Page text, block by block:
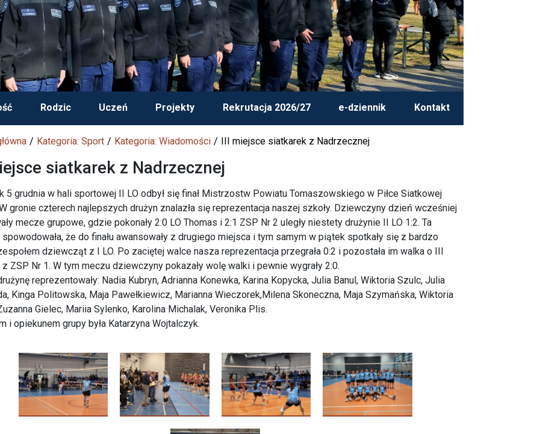
Rodzic Uczeń Projekty Rekrutacja 2026/27 e-dziennik Kontakt
Kategoria: Sport Kategoria: Wiadomości III miejsce siatkarek z Nadrzecznej
siatkarek z Nadrzecznej
5 grudnia w hali sportowej II LO odbył się finał Mistrzostw Powiatu Tomaszowskiego w Piłce Siatkowej
gronie czterech najlepszych drużyn znalazła się reprezentacja naszej szkoły. Dziewczyny dzień wcześniej
mecze grupowe, gdzie pokonały 2:0 LO Thomas i 2:1 ZSP Nr 2 uległy niestety drużynie II LO 1:2. Ta
że do finału awansowały z drugiego miejsca i tym samym w piątek spotkały się z bardzo
dziewcząt z I LO. Po zaciętej walce nasza reprezentacja przegrała 0:2 i pozostała im walka o III
ZSP Nr 1. W tym meczu dziewczyny pokazały wolę walki i pewnie wygrały 2:0.
reprezentowały: Nadia Kubryn, Adrianna Konewka, Karina Kopycka, Julia Banul, Wiktoria Szulc, Julia
Kinga Politowska, Maja Pawełkiewicz, Marianna Wieczorek,Milena Skoneczna, Maja Szymańska, Wiktoria
Gielec, Mariia Sylenko, Karolina Michalak, Veronika Plis.
i opiekunem grupy była Katarzyna Wojtalczyk.